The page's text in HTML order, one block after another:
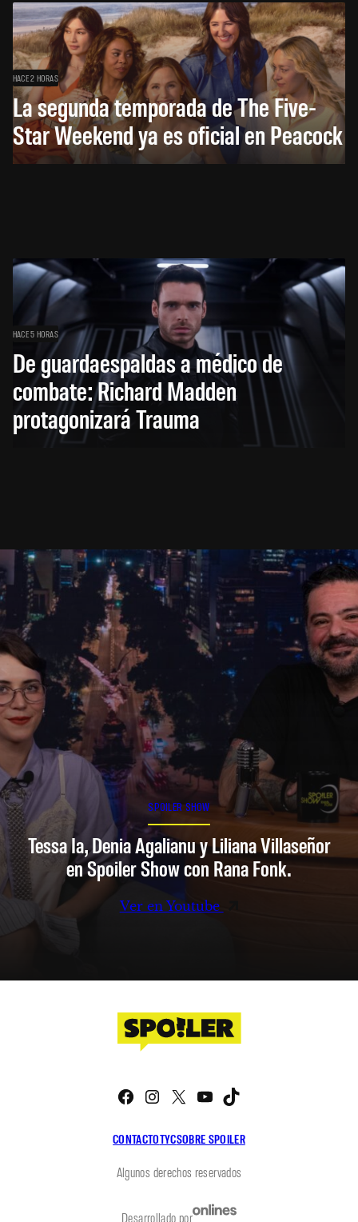
HACE 2 HORAS
La segunda temporada de The Five-
Star Weekend ya es oficial en Peacock
HACE 5 HORAS
De guardaespaldas a médico de
combate: Richard Madden
protagonizará Trauma
SPOILER SHOW
Tessa Ia, Denia Agalianu y Liliana Villaseñor
en Spoiler Show con Rana Fonk.
Ver en Youtube
CONTACTOTYCSOBRE SPOILER
Facebook
Instagram
X YouTube
Algunos derechos reservados
Desarrollado por